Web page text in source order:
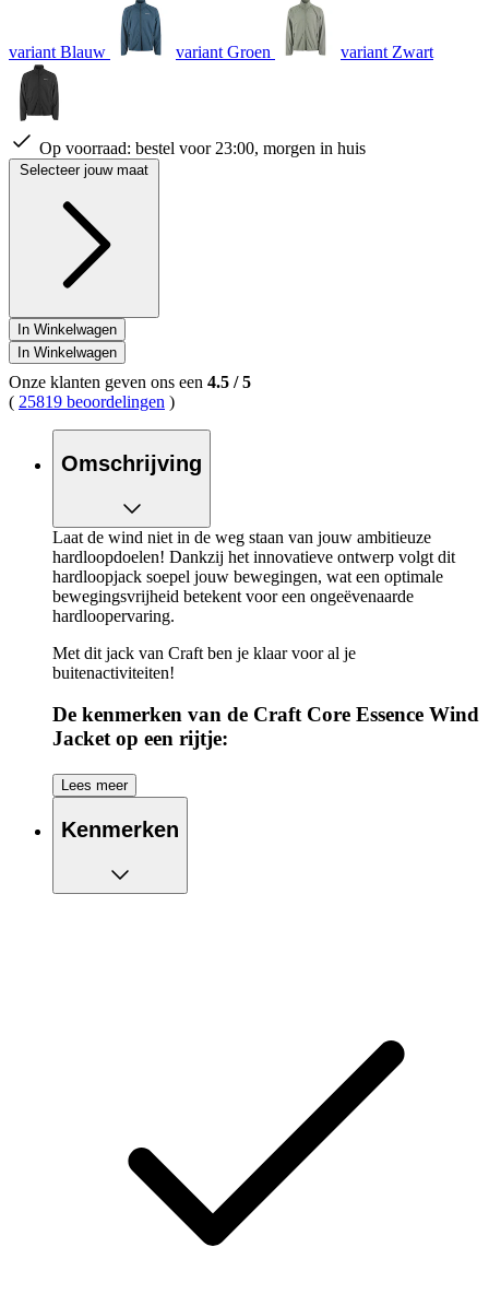
variant Blauw variant Groen variant Zwart
Op voorraad: bestel voor 23:00, morgen in huis
Selecteer jouw maat
In Winkelwagen
In Winkelwagen
Onze klanten geven ons een 4.5 /5
( 25819 beoordelingen )
Omschrijving
Laat de wind niet in de weg staan van jouw ambitieuze
hardloopdoelen! Dankzij het innovatieve ontwerp volgt dit
hardloopjack soepel jouw bewegingen, wat een optimale
bewegingsvrijheid betekent voor een ongeëvenaarde
hardloopervaring.
Met dit jack van Craft ben je klaar voor al je
buitenactiviteiten!
De kenmerken van de Craft Core Essence Wind
Jacket op een rijtje:
Laat de wind je niet vertragen met dit hardloopjack
Twee zijzakken met rits, handig voor al je essentials,
waaronder je telefoon
Beschikt over elastische zoom
Lees meer
Kenmerken